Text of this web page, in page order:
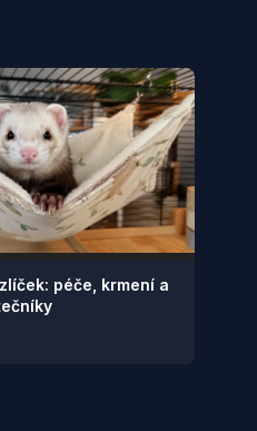
péče, krmení a